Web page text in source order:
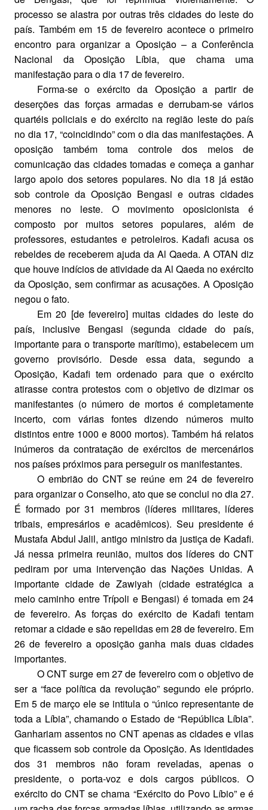
processo se alastra por outras três cidades do leste do
país. Também em 15 de fevereiro acontece o primeiro
encontro para organizar a Oposição – a Conferência
Nacional da Oposição Líbia, que chama uma
manifestação para o dia 17 de fevereiro.
Forma-se o exército da Oposição a partir de
deserções das forças armadas e derrubam-se vários
quartéis policiais e do exército na região leste do país
no dia 17, “coincidindo” com o dia das manifestações. A
oposição também toma controle dos meios de
comunicação das cidades tomadas e começa a ganhar
largo apoio dos setores populares. No dia 18 já estão
sob controle da Oposição Bengasi e outras cidades
menores no leste. O movimento oposicionista é
composto por muitos setores populares, além de
professores, estudantes e petroleiros. Kadafi acusa os
rebeldes de receberem ajuda da Al Qaeda. A OTAN diz
que houve indícios de atividade da Al Qaeda no exército
da Oposição, sem confirmar as acusações. A Oposição
negou o fato.
Em 20 [de fevereiro] muitas cidades do leste do
país, inclusive Bengasi (segunda cidade do país,
importante para o transporte marítimo), estabelecem um
governo provisório. Desde essa data, segundo a
Oposição, Kadafi tem ordenado para que o exército
atirasse contra protestos com o objetivo de dizimar os
manifestantes (o número de mortos é completamente
incerto, com várias fontes dizendo números muito
distintos entre 1000 e 8000 mortos). Também há relatos
inúmeros da contratação de exércitos de mercenários
nos países próximos para perseguir os manifestantes.
O embrião do CNT se reúne em 24 de fevereiro
para organizar o Conselho, ato que se conclui no dia 27.
É formado por 31 membros (líderes militares, líderes
tribais, empresários e acadêmicos). Seu presidente é
Mustafa Abdul Jalil, antigo ministro da justiça de Kadafi.
Já nessa primeira reunião, muitos dos líderes do CNT
pediram por uma intervenção das Nações Unidas. A
importante cidade de Zawiyah (cidade estratégica a
meio caminho entre Trípoli e Bengasi) é tomada em 24
de fevereiro. As forças do exército de Kadafi tentam
retomar a cidade e são repelidas em 28 de fevereiro. Em
26 de fevereiro a oposição ganha mais duas cidades
importantes.
O CNT surge em 27 de fevereiro com o objetivo de
ser a “face política da revolução” segundo ele próprio.
Em 5 de março ele se intitula o “único representante de
toda a Líbia”, chamando o Estado de “República Líbia”.
Ganhariam assentos no CNT apenas as cidades e vilas
que ficassem sob controle da Oposição. As identidades
dos 31 membros não foram reveladas, apenas o
presidente, o porta-voz e dois cargos públicos. O
exército do CNT se chama “Exército do Povo Líbio” e é